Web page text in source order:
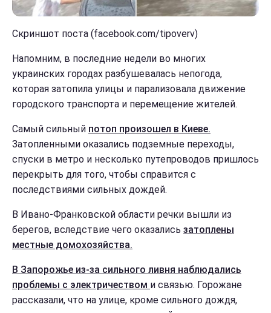
Скриншот поста (facebook.com/tipoverv)
Напомним, в последние недели во многих
украинских городах разбушевалась непогода,
которая затопила улицы и парализовала движение
городского транспорта и перемещение жителей.
Самый сильный потоп произошел в Киеве.
Затопленными оказались подземные переходы,
спуски в метро и несколько путепроводов пришлось
перекрыть для того, чтобы справится с
последствиями сильных дождей.
В Ивано-Франковской области речки вышли из
берегов, вследствие чего оказались затоплены
местные домохозяйства.
В Запорожье из-за сильного ливня наблюдались
проблемы с электричеством и связью. Горожане
рассказали, что на улице, кроме сильного дождя,